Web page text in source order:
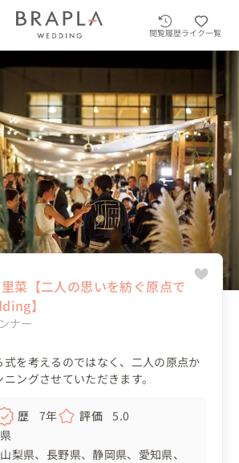
閲覧履歴ライク一覧
菜【二人の思いを紡ぐ原点で
】
ナー
を考えるのではなく、二人の原点か
ングさせていただきます。
歴 7年 評価
5.0
山梨県 長野県 静岡県
愛知県